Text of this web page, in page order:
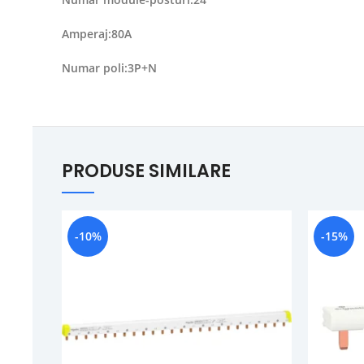
Amperaj:80A
Numar poli:3P+N
PRODUSE SIMILARE
-10% -15%